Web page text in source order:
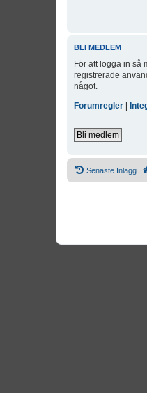
BLI MEDLEM
För att logga in så
registrerade
något.
Forumregler |
Bli medlem
Senaste Inlägg